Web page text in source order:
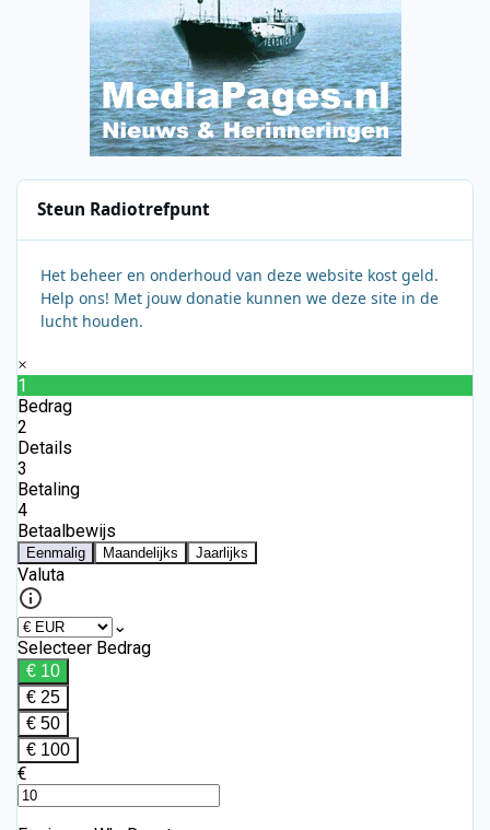
Steun Radiotrefpunt
Het beheer en onderhoud van deze website kost geld.
Help ons! Met jouw donatie kunnen we deze site in de
lucht houden.